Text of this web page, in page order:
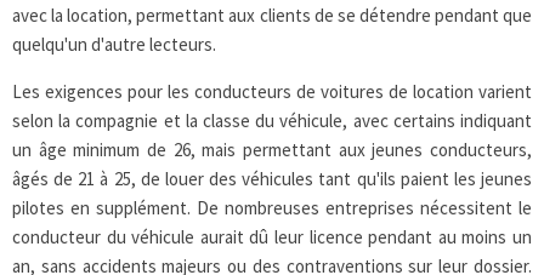
avec la location, permettant aux clients de se détendre pendant que
quelqu'un d'autre lecteurs.
Les exigences pour les conducteurs de voitures de location varient
selon la compagnie et la classe du véhicule, avec certains indiquant
un âge minimum de 26, mais permettant aux jeunes conducteurs,
âgés de 21 à 25, de louer des véhicules tant qu'ils paient les jeunes
pilotes en supplément. De nombreuses entreprises nécessitent le
conducteur du véhicule aurait dû leur licence pendant au moins un
an, sans accidents majeurs ou des contraventions sur leur dossier.